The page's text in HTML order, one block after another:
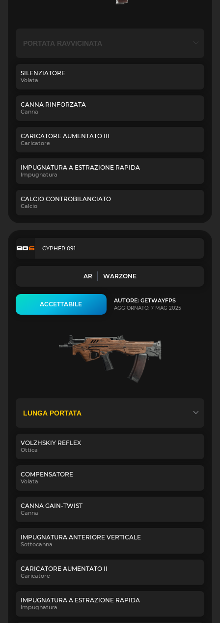
SILENZIATORE
Volata
CANNA RINFORZATA
Canna
CARICATORE AUMENTATO III
Caricatore
IMPUGNATURA A ESTRAZIONE RAPIDA
Impugnatura
CALCIO CONTROBILANCIATO
Calcio
CYPHER 091
AR WARZONE
ACCETTABILE AUTORE: GETWAYFPS
AGGIORNATO: 7 MAG 2025
VOLZHSKIY REFLEX
Ottica
COMPENSATORE
Volata
CANNA GAIN-TWIST
Canna
IMPUGNATURA ANTERIORE VERTICALE
Sottocanna
CARICATORE AUMENTATO II
Caricatore
IMPUGNATURA A ESTRAZIONE RAPIDA
Impugnatura